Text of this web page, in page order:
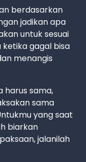
berdasarkan
jadikan apa
untuk sesuai
gagal bisa
menangis
harus sama,
sama
yang saat
biarkan
jalanilah